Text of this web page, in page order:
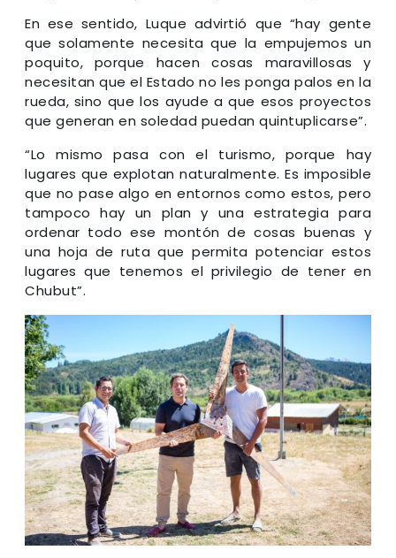
En ese sentido, Luque advirtió que “hay gente
que solamente necesita que la empujemos un
poquito, porque hacen cosas maravillosas y
necesitan que el Estado no les ponga palos en la
rueda, sino que los ayude a que esos proyectos
que generan en soledad puedan quintuplicarse”.
“Lo mismo pasa con el turismo, porque hay
lugares que explotan naturalmente. Es imposible
que no pase algo en entornos como estos, pero
tampoco hay un plan y una estrategia para
ordenar todo ese montón de cosas buenas y
una hoja de ruta que permita potenciar estos
lugares que tenemos el privilegio de tener en
Chubut”.